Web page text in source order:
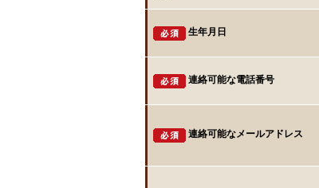
生年月日
連絡可能な電話番号
連絡可能なメールアドレス